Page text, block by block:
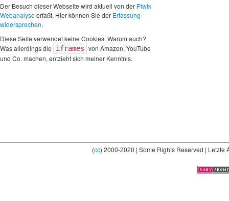
Der Besuch dieser Webseite wird aktuell von der Piwik
Webanalyseerfaßt. Hier können Sie der Erfassung
widersprechen.
Diese Seite verwendet keine Cookies. Warum auch?
Was allerdings die
iframes von Amazon, YouTube
und Co. machen, entzieht sich meiner Kenntnis.
(cc) 2000-2020 | Some Rights Reserved |